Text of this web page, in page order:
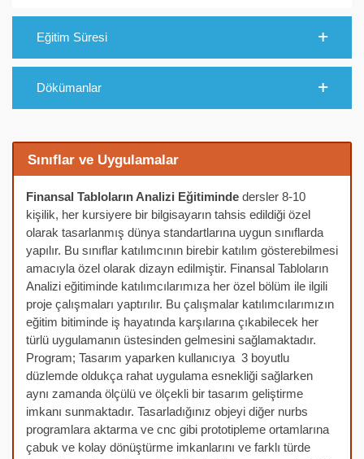
Eğitim Süresi
Dökümanlar
Sınıflar ve Uygulamalar
Finansal Tabloların Analizi Eğitiminde dersler 8-10
kişilik, her kursiyere bir bilgisayarın tahsis edildiği özel
olarak tasarlanmış dünya standartlarına uygun sınıflarda
yapılır. Bu sınıflar katılımcının birebir katılım gösterebilmesi
amacıyla özel olarak dizayn edilmiştir. Finansal Tabloların
Analizi eğitiminde katılımcılarımıza her özel bölüm ile ilgili
proje çalışmaları yaptırılır. Bu çalışmalar katılımcılarımızın
eğitim bitiminde iş hayatında karşılarına çıkabilecek her
türlü uygulamanın üstesinden gelmesini sağlamaktadır.
Program; Tasarım yaparken kullanıcıya 3 boyutlu
düzlemde oldukça rahat uygulama esnekliği sağlarken
aynı zamanda ölçülü ve ölçekli bir tasarım geliştirme
imkanı sunmaktadır. Tasarladığınız objeyi diğer nurbs
programlara aktarma ve cnc gibi prototipleme ortamlarına
çabuk ve kolay dönüştürme imkanlarını ve farklı türde